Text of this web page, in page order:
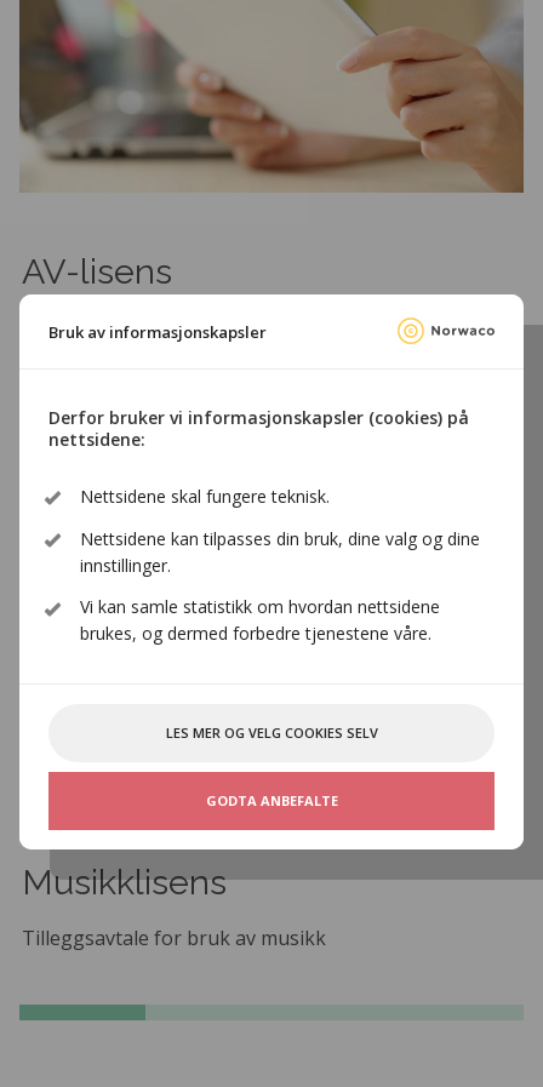
Bruk av informasjonskapsler
Derfor bruker vi informasjonskapsler (cookies) på
nettsidene:
Nettsidene skal fungere teknisk.
Nettsidene kan tilpasses din bruk, dine valg og dine
innstillinger.
Vi kan samle statistikk om hvordan nettsidene
brukes, og dermed forbedre tjenestene våre.
LES MER OG VELG COOKIES SELV
GODTA ANBEFALTE
AV-lisens
Hovedavtale om bruk av TV og film
Musikklisens
Tilleggsavtale for bruk av musikk